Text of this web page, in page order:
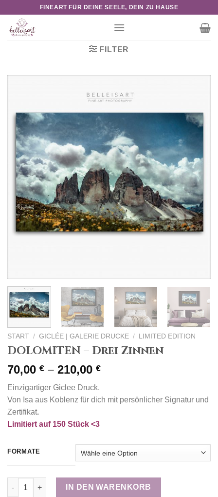
content
FINEART FÜR DEINE SEELE, DEIN ZU HAUSE
FILTER
START / GICLÉE | GALERIE DRUCKE / LIMITED EDITION
DOLOMITEN – Drei Zinnen
70,00 € – 210,00 €Preisspanne:
210,00 €
Einzigartiger Giclee Druck.
Von Isa aus Koblenz für dich mit persönlicher Signatur und
Zertifikat.
Limitiert auf 150 Stück <3
FORMATE
DOLOMITEN - Drei Zinnen Menge
IN DEN WARENKORB